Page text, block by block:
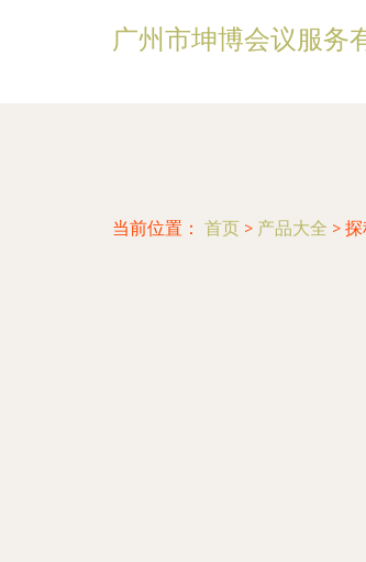
广州市坤博会议服务
当前位置： 首页 > 产品大全 >